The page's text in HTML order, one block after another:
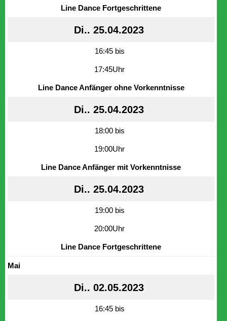
Line Dance Fortgeschrittene
Di.. 25.04.2023
16:45 bis
17:45Uhr
Line Dance Anfänger ohne Vorkenntnisse
Di.. 25.04.2023
18:00 bis
19:00Uhr
Line Dance Anfänger mit Vorkenntnisse
Di.. 25.04.2023
19:00 bis
20:00Uhr
Line Dance Fortgeschrittene
Mai
Di.. 02.05.2023
16:45 bis